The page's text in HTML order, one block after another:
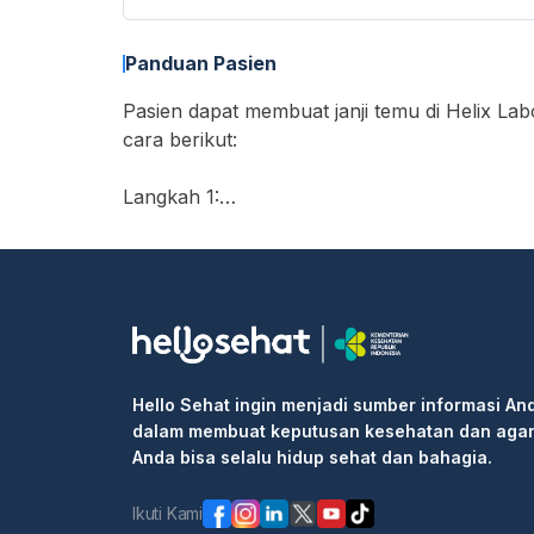
Panduan Pasien
Pasien dapat membuat janji temu di Helix
cara berikut:
Langkah 1:
• Masukkan "Helix Laboratorium - Ciputat"
• Isi informasi pribadi Anda dan selesaikan
Langkah 2: Pergi ke rumah sakit atau klinik
informasi pemesanan kepada resepsionis/
Langkah 3: Masuk ke klinik untuk
Hello Sehat ingin menjadi sumber informasi
dalam membuat keputusan kesehatan dan agar
Anda bisa selalu hidup sehat dan bahagia.
Ikuti Kami